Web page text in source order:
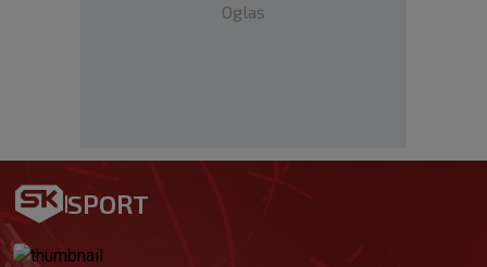
Oglas
SPORT